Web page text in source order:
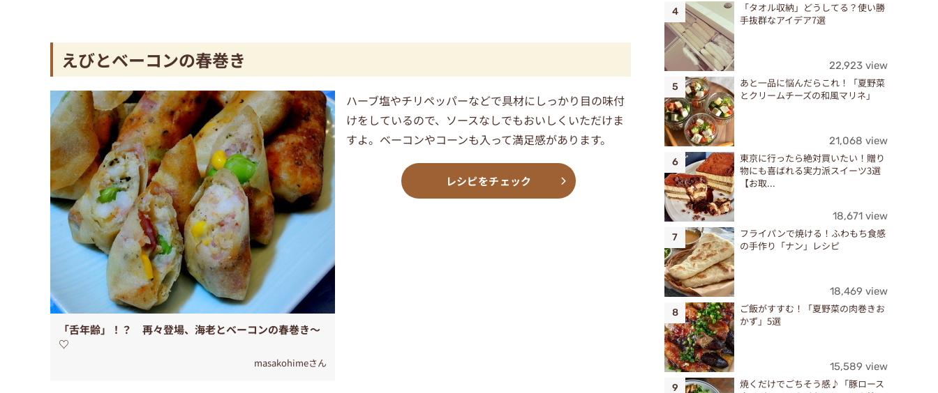
えびとベーコンの春巻き
「舌年齢」！？ 再々登場、海老とベーコンの春巻き～
♡
masakohimeさん
ハーブ塩やチリペッパーなどで具材にしっかり目の味付
けをしているので、ソースなしでもおいしくいただけま
すよ。ベーコンやコーンも入って満足感があります。
レシピをチェック
「タオル収納」どうしてる？使い勝
手抜群なアイデア7選
22,923 view
あと一品に悩んだらこれ！「夏野菜
とクリームチーズの和風マリネ」
21,068 view
東京に行ったら絶対買いたい！贈り
物にも喜ばれる実力派スイーツ3選
【お取...
18,671 view
フライパンで焼ける！ふわもち食感
の手作り「ナン」レシピ
18,469 view
ご飯がすすむ！「夏野菜の肉巻きお
かず」5選
15,589 view
焼くだけでごちそう感♪「豚ロース